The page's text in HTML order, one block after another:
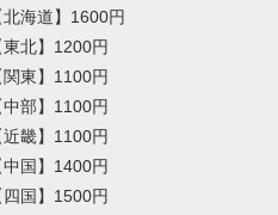
北海道】1600円
東北】1200円
関東】1100円
中部】1100円
近畿】1100円
中国】1400円
四国】1500円